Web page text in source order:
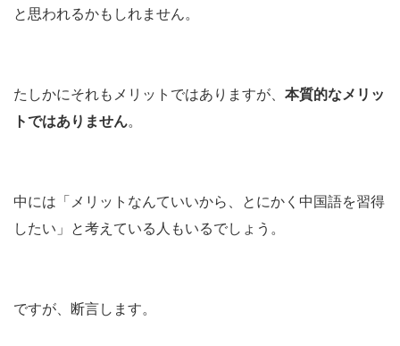
と思われるかもしれません。
たしかにそれもメリットではありますが、 本質的なメリッ
トではありません。
中には「メリットなんていいから、とにかく中国語を習得
したい」と考えている人もいるでしょう。
ですが、断言します。